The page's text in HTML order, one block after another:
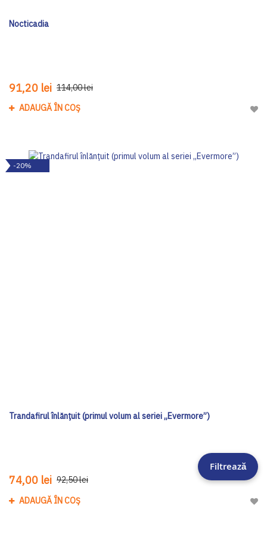
Nocticadia
91,20 lei 114,00 lei
ADAUGĂ ÎN COȘ
-20%
Trandafirul înlănțuit (primul volum al seriei „Evermore”)
74,00 lei 92,50 lei
ADAUGĂ ÎN COȘ
Filtrează